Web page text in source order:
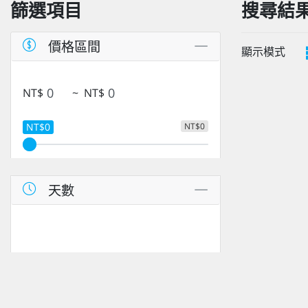
篩選項目
價格區間
NT$ ~ NT$
NT$0
NT$0
天數
搜尋結
顯示模式